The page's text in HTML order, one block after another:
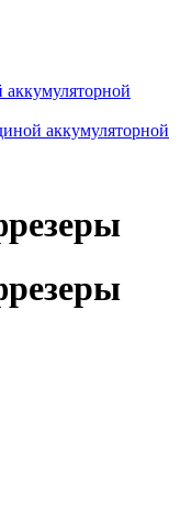
аккумуляторной